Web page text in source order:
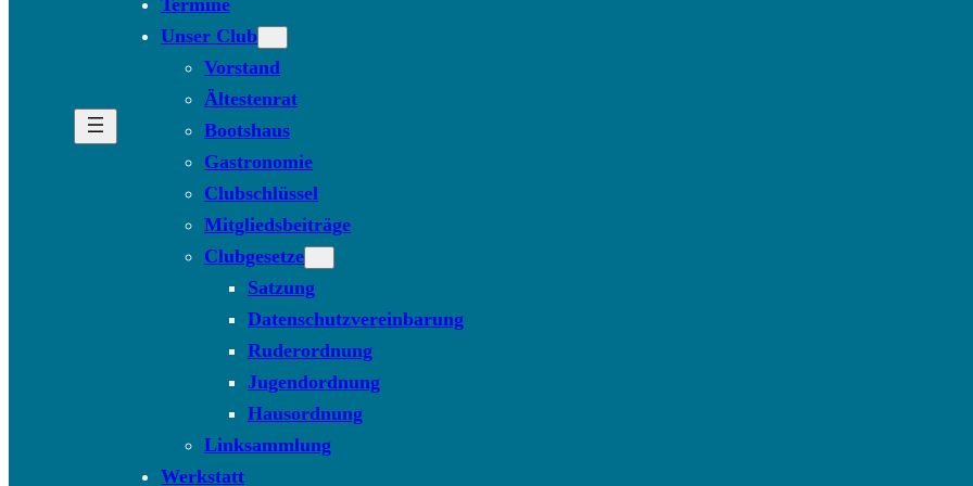
Unser Club
Vorstand
Ältestenrat
Bootshaus
Gastronomie
Clubschlüssel
Mitgliedsbeiträge
Clubgesetze
Satzung
Datenschutzvereinbarung
Ruderordnung
Jugendordnung
Hausordnung
Linksammlung
Werkstatt